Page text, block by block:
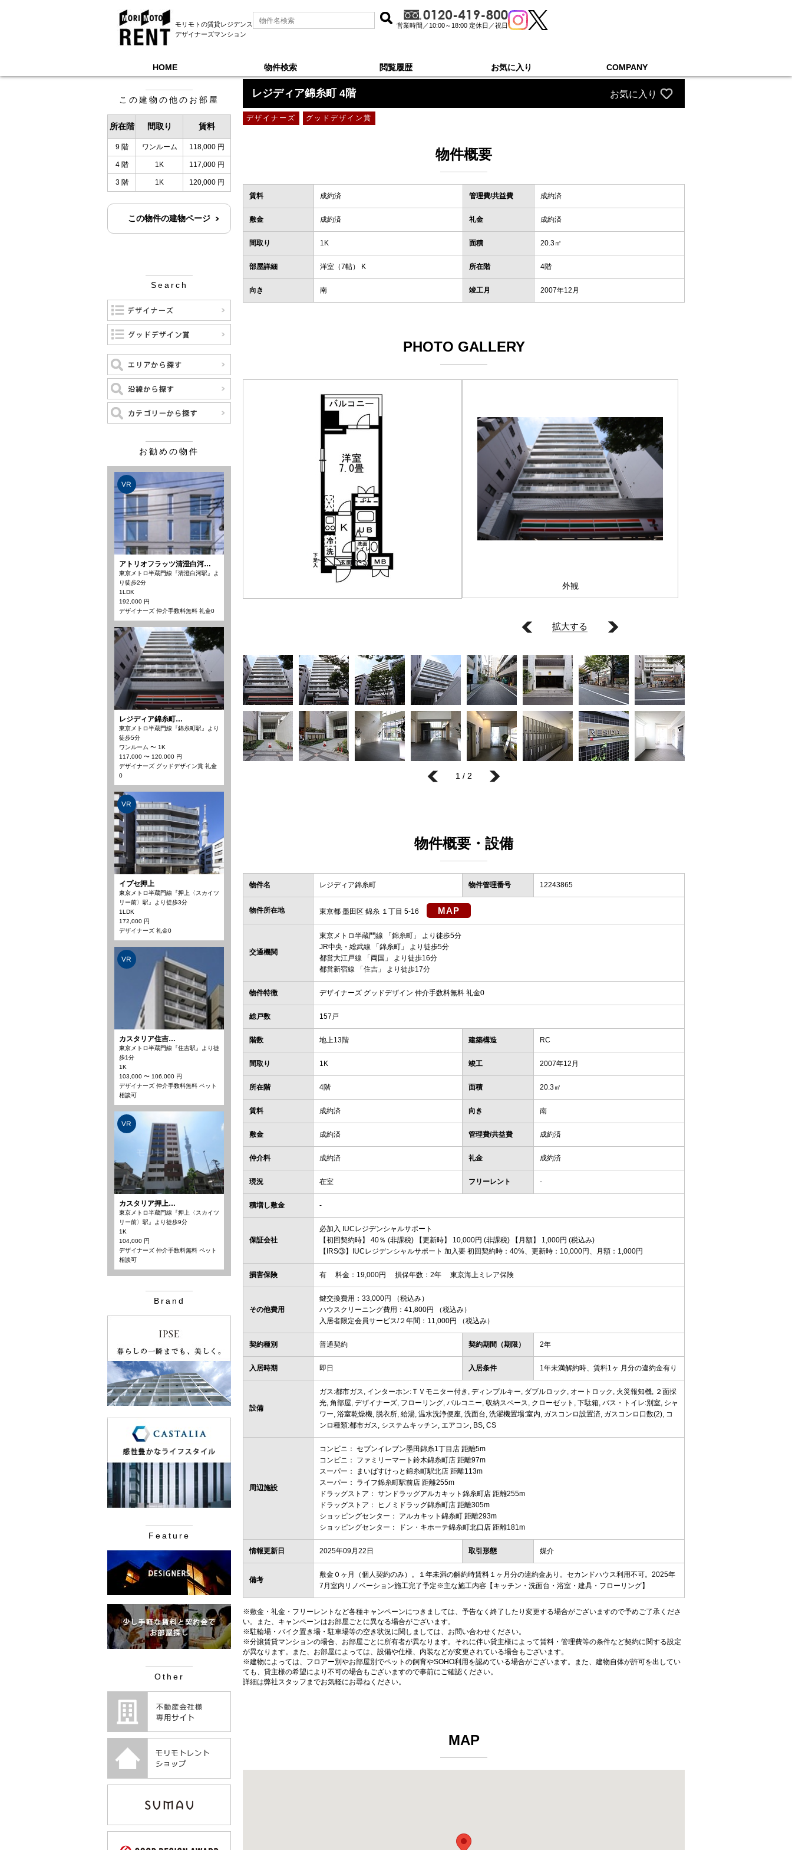
モリモトの賃貸レジデンス
デザイナーズマンション
営業時間／10:00～18:00 定休日／祝日
HOME 物件検索 閲覧履歴 お気に入り COMPANY
モリモトレントTOP ＞
レジディア錦糸町 4階 お気に入り
デザイナーズ グッドデザイン賞
物件概要
賃料 成約済 管理費/共益費 成約済
敷金 成約済 礼金 成約済
間取り 1K 面積 20.3㎡
部屋詳細 洋室（7帖） K 所在階 4階
向き 南 竣工月 2007年12月
PHOTO GALLERY
拡大する
外観
1 / 2
物件概要・設備
物件名 レジディア錦糸町 物件管理番号 12243865
物件所在地 東京都 墨田区 錦糸 １丁目 5-16 MAP
交通機関
東京メトロ半蔵門線 「 錦糸町 」 より徒歩5分
JR中央・総武線 「 錦糸町 」 より徒歩5分
都営大江戸線 「 両国 」 より徒歩16分
都営新宿線 「 住吉 」 より徒歩17分
物件特徴 デザイナーズ グッドデザイン 仲介手数料無料 礼金0
総戸数 157戸
階数 地上13階 建築構造 RC
間取り 1K 竣工 2007年12月
所在階 4階 面積 20.3㎡
賃料 成約済 向き 南
敷金 成約済 管理費/共益費 成約済
仲介料 成約済 礼金 成約済
現況 在室 フリーレント -
積増し敷金 -
保証会社
必加入 IUCレジデンシャルサポート
【初回契約時】 40％ (非課税) 【更新時】 10,000円 (非課税) 【月額】 1,000円 (税込み)
【IRS③】IUCレジデンシャルサポート 加入要 初回契約時：40%、更新時：10,000円、月額：1,000円
損害保険 有 料金：19,000円 損保年数：2年 東京海上ミレア保険
その他費用
鍵交換費用：33,000円 （税込み）
ハウスクリーニング費用：41,800円 （税込み）
入居者限定会員サービス/２年間：11,000円 （税込み）
契約種別 普通契約 契約期間（期限） 2年
入居時期 即日 入居条件 1年未満解約時、賃料1ヶ ⽉分の違約⾦有り
設備
ガス:都市ガス, インターホン:ＴＶモニター付き, ディンプルキー, ダブルロック, オートロック, 火災報知機, ２面採
光, 角部屋, デザイナーズ, フローリング, バルコニー, 収納スペース, クローゼット, 下駄箱, バス・トイレ:別室, シャ
ワー, 浴室乾燥機, 脱衣所, 給湯, 温水洗浄便座, 洗面台, 洗濯機置場:室内, ガスコンロ設置済, ガスコンロ口数(2), コ
ンロ種類:都市ガス, システムキッチン, エアコン, BS, CS
周辺施設
コンビニ： セブンイレブン墨田錦糸1丁目店 距離5m
コンビニ： ファミリーマート鈴木錦糸町店 距離97m
スーパー： まいばすけっと錦糸町駅北店 距離113m
スーパー： ライフ錦糸町駅前店 距離255m
ドラッグストア： サンドラッグアルカキット錦糸町店 距離255m
ドラッグストア： ヒノミドラッグ錦糸町店 距離305m
ショッピングセンター： アルカキット錦糸町 距離293m
ショッピングセンター： ドン・キホーテ錦糸町北口店 距離181m
情報更新日 2025年09月22日 取引形態 媒介
備考
敷金０ヶ月（個人契約のみ）。１年未満の解約時賃料１ヶ月分の違約金あり。セカンドハウス利用不可。2025年
7月室内リノベーション施工完了予定※主な施工内容【キッチン・洗面台・浴室・建具・フローリング】
※敷金・礼金・フリーレントなど各種キャンペーンにつきましては、予告なく終了したり変更する場合がございますので予めご了承くださ
い。また、キャンペーンはお部屋ごとに異なる場合がございます。
※駐輪場・バイク置き場・駐車場等の空き状況に関しましては、お問い合わせください。
※分譲賃貸マンションの場合、お部屋ごとに所有者が異なります。それに伴い貸主様によって賃料・管理費等の条件など契約に関する設定
が異なります。また、お部屋によっては、設備や仕様、内装などが変更されている場合もございます。
※建物によっては、フロアー別やお部屋別でペットの飼育やSOHO利用を認めている場合がございます。また、建物自体が許可を出してい
ても、貸主様の希望により不可の場合もございますので事前にご確認ください。
詳細は弊社スタッフまでお気軽にお尋ねください。
MAP
この建物の他のお部屋
所在階 間取り 賃料
9 階 ワンルーム 118,000 円
4 階 1K 117,000 円
3 階 1K 120,000 円
この物件の建物ページ
Search
お勧めの物件
VR
アトリオフラッツ清澄白河…
東京メトロ半蔵門線『清澄白河駅』よ
り徒歩2分
1LDK
192,000 円
デザイナーズ 仲介手数料無料 礼金0
レジディア錦糸町…
東京メトロ半蔵門線『錦糸町駅』より
徒歩5分
ワンルーム 〜 1K
117,000 〜 120,000 円
デザイナーズ グッドデザイン賞 礼金
0
VR
イプセ押上
東京メトロ半蔵門線『押上〈スカイツ
リー前〉駅』より徒歩3分
1LDK
172,000 円
デザイナーズ 礼金0
VR
カスタリア住吉…
東京メトロ半蔵門線『住吉駅』より徒
歩1分
1K
103,000 〜 106,000 円
デザイナーズ 仲介手数料無料 ペット
相談可
VR
カスタリア押上…
東京メトロ半蔵門線『押上〈スカイツ
リー前〉駅』より徒歩9分
1K
104,000 円
デザイナーズ 仲介手数料無料 ペット
相談可
Brand
Feature
Other